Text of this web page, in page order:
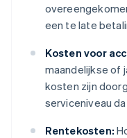
een te late
Kosten voor
maandelijkse of
kosten zijn
serviceniveau
Rentekosten: